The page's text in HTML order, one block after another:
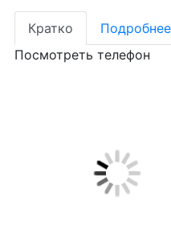
Кратко
Подробнее
Посмотреть телефон